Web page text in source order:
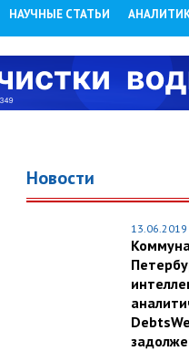
НАУЧНЫЕ СТАТЬИ
Новости
13.06.2019